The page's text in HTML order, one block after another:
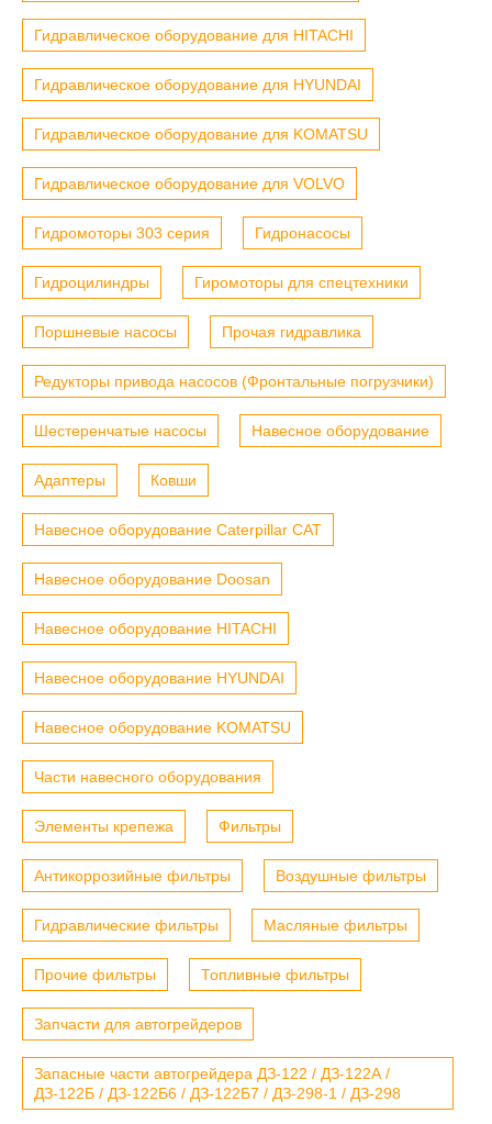
Гидравлическое оборудование для HITACHI
Гидравлическое оборудование для HYUNDAI
Гидравлическое оборудование для KOMATSU
Гидравлическое оборудование для VOLVO
Гидромоторы 303 серия Гидронасосы
Гидроцилиндры Гиромоторы для спецтехники
Поршневые насосы Прочая гидравлика
Редукторы привода насосов (Фронтальные погрузчики)
Шестеренчатые насосы Навесное оборудование
Адаптеры Ковши
Навесное оборудование Caterpillar CAT
Навесное оборудование Doosan
Навесное оборудование HITACHI
Навесное оборудование HYUNDAI
Навесное оборудование KOMATSU
Части навесного оборудования
Элементы крепежа Фильтры
Антикоррозийные фильтры Воздушные фильтры
Гидравлические фильтры Масляные фильтры
Прочие фильтры Топливные фильтры
Запчасти для автогрейдеров
Запасные части автогрейдера ДЗ-122 / ДЗ-122А /
ДЗ-122Б / ДЗ-122Б6 / ДЗ-122Б7 / ДЗ-298-1 / ДЗ-298